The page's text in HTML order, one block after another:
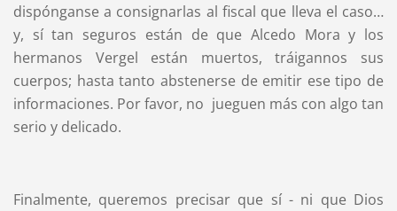
dispónganse a consignarlas al fiscal que lleva el caso…
y, sí tan seguros están de que Alcedo Mora y los
hermanos Vergel están muertos, tráigannos sus
cuerpos; hasta tanto abstenerse de emitir ese tipo de
informaciones. Por favor, no jueguen más con algo tan
serio y delicado.
Finalmente, queremos precisar que sí - ni que Dios